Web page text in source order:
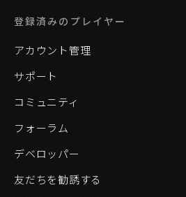
登録済みのプレイヤー
アカウント管理
サポート
コミュニティ
フォーラム
デベロッパー
友だちを勧誘する